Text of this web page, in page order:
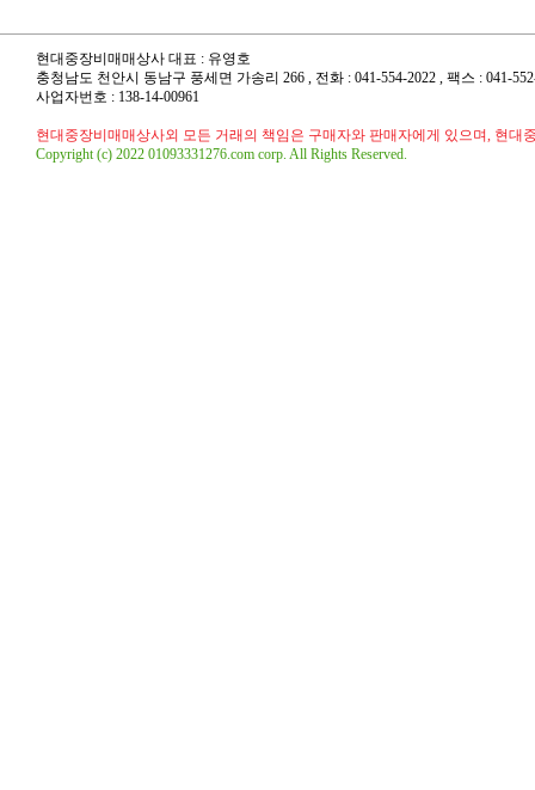
현대중장비매매상사 대표 : 유영호
충청남도 천안시 동남구 풍세면 가송리 266 , 전화 : 041-554-2022 , 팩스 : 041-
사업자번호 : 138-14-00961
현대중장비매매상사외 모든 거래의 책임은 구매자와 판매자에게 있으며, 현대
Copyright (c) 2022 01093331276.com corp. All Rights Reserved.